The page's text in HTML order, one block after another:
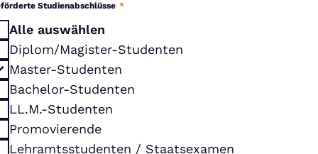
Studienabschlüsse *
Alle auswählen
Diplom/Magister-Studenten
Master-Studenten
Bachelor-Studenten
LL.M.-Studenten
Promovierende
Lehramtsstudenten / Staatsexamen